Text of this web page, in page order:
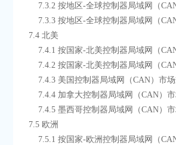
7.3.2 按地区-全球控制器局域网
7.3.3 按地区-全球控制器局域网
    7.4 北美
7.4.1 按国家-北美控制器局域网
7.4.2 按国家-北美控制器局域网
7.4.3 美国控制器局域网（CAN）
7.4.4 加拿大控制器局域网（CAN
7.4.5 墨西哥控制器局域网（CAN
    7.5 欧洲
7.5.1 按国家-欧洲控制器局域网